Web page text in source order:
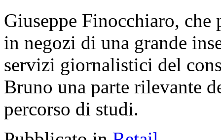
Giuseppe Finocchiaro,
in negozi di una grande
servizi giornalistici del
Bruno una parte rilevante
percorso di studi.